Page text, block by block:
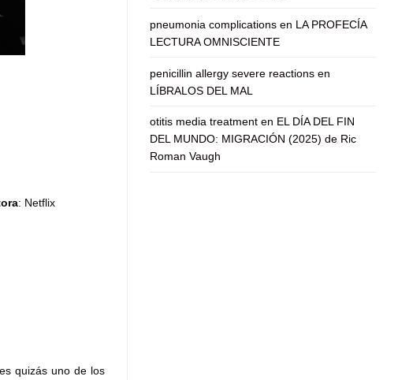
: Netflix
es quizás uno de los
pneumonia complications en LA PROFECÍA
LECTURA OMNISCIENTE
penicillin allergy severe reactions en
LÍBRALOS DEL MAL
otitis media treatment en EL DÍA DEL FIN
DEL MUNDO: MIGRACIÓN (2025) de Ric
Roman Vaugh